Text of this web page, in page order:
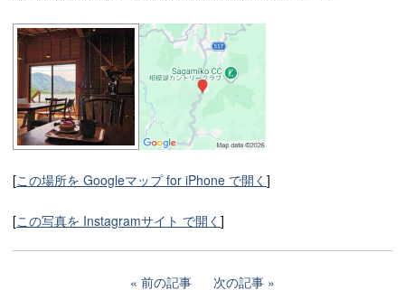
[この場所を Googleマップ for iPhone で開く ]
[この写真を Instagramサイト で開く ]
前の記事 次の記事